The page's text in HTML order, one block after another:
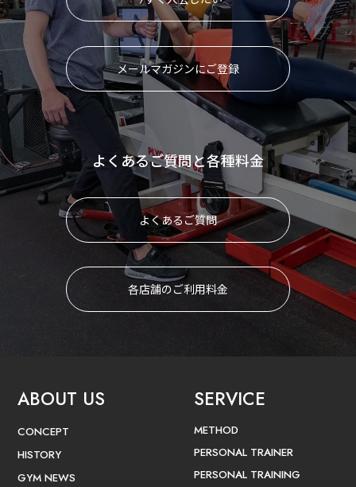
メールマガジンにご登録
よくあるご質問と各種料金
よくあるご質問
各店舗のご利用料金
ABOUT US
CONCEPT
HISTORY
GYM NEWS
SERVICE
METHOD
PERSONAL TRAINER
PERSONAL TRAINING